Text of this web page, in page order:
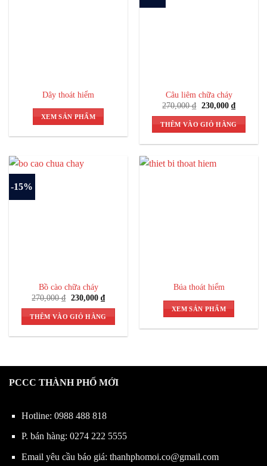
Dây thoát hiểm
XEM SẢN PHẨM
Câu liêm chữa cháy
270,000₫ Giá
là:
270,000 ₫.
230,000 ₫Giá
tại
là:
THÊM VÀO GIỎ HÀNG
-15%
Bồ cào chữa cháy
270,000₫ Giá
là:
270,000 ₫.
230,000 ₫Giá
tại
là:
230,000 ₫.
THÊM VÀO GIỎ HÀNG
Búa thoát hiểm
XEM SẢN PHẨM
PCCC THÀNH PHỐ MỚI
Hotline: 0988 488 818
P. bán hàng: 0274 222 5555
Email yêu cầu báo giá: thanhphomoi.co@gmail.com